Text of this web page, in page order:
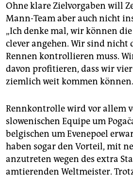
Ohne klare Zielvorgaben will
Mann-Team aber auch nicht
„Ich denke mal, wir können die
clever angehen. Wir sind nicht
Rennen kontrollieren muss.
davon profitieren, dass wir
ziemlich weit kommen
Rennkontrolle wird vor allem
slowenischen Equipe um
belgischen um Evenepoel
haben sogar den Vorteil, mit
anzutreten wegen des extra
amtierenden Weltmeister.